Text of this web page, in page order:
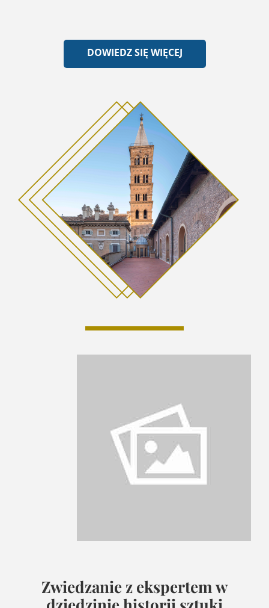
DOWIEDZ SIĘ WIĘCEJ
Zwiedzanie z ekspertem w